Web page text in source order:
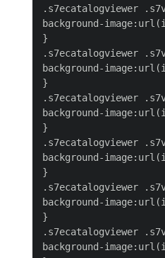
.s7ecatalogviewer
background-
}
.s7ecatalogviewer
background-
}
.s7ecatalogviewer
background-
}
.s7ecatalogviewer
background-
}
.s7ecatalogviewer
background-
}
.s7ecatalogviewer
background-